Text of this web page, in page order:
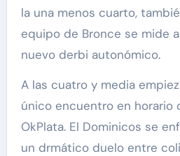
la una menos cuarto,
equipo de Bronce se mide
nuevo derbi autonómico.
A las cuatro y media
único encuentro en horario
OkPlata. El Dominicos se
un drmático duelo entre